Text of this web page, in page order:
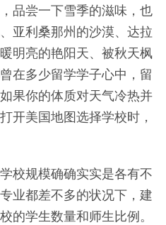
品尝一下雪季的滋味，也
亚利桑那州的沙漠、达拉
明亮的艳阳天、被秋天枫
在多少留学学子心中，留
果你的体质对天气冷热并
开美国地图选择学校时，
校规模确确实实是各有不
业都差不多的状况下，建
的学生数量和师生比例。